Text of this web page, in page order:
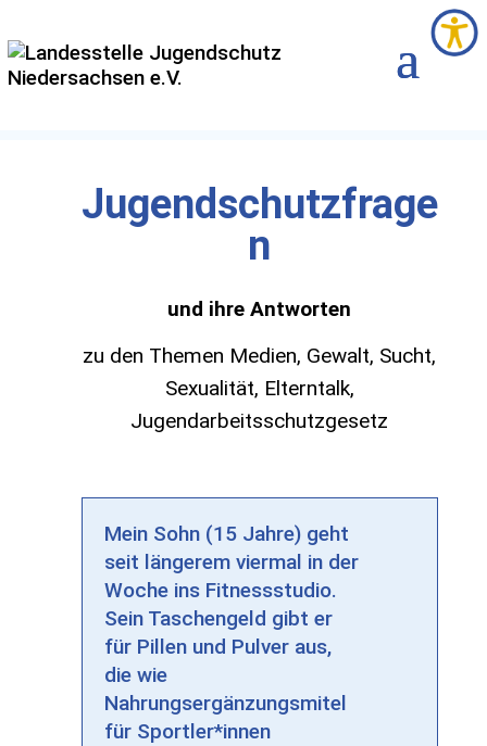
Jugendschutzfrage
n
und ihre Antworten
zu den Themen Medien, Gewalt, Sucht,
Sexualität, Elterntalk,
Jugendarbeitsschutzgesetz
Mein Sohn (15 Jahre) geht
seit längerem viermal in der
Woche ins Fitnessstudio.
Sein Taschengeld gibt er
für Pillen und Pulver aus,
die wie
Nahrungsergänzungsmitel
für Sportler*innen